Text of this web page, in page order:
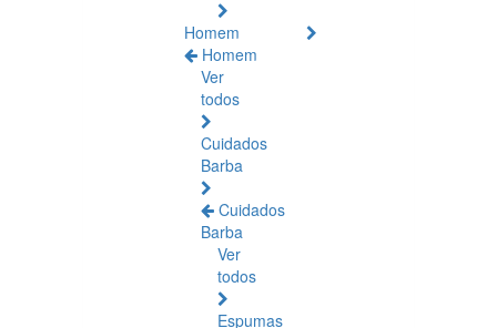
Homem
Homem
Ver
todos
Cuidados
Barba
Cuidados
Barba
Ver
todos
Espumas